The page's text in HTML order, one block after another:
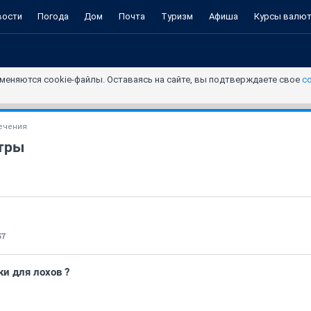
Погода Дом Почта Туризм Афиша Курсы валют
cookie-файлы. Оставаясь на сайте, вы подтверждаете свое
для лохов ?